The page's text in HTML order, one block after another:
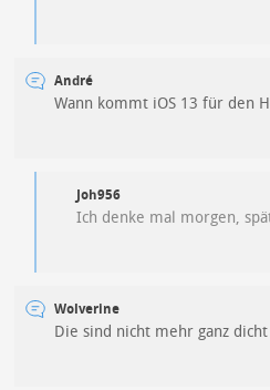
André
Wann kommt iOS 13 für den
Joh956
Ich denke mal morgen,
Wolverine
Die sind nicht mehr ganz